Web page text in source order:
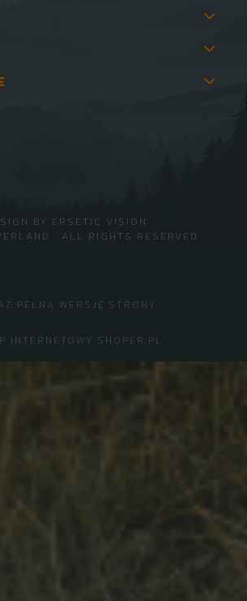
· ALL RIGHTS RESERVED
BY ERSETIC VISION
PEŁNĄ WERSJĘ STRONY
INTERNETOWY SHOPER.PL